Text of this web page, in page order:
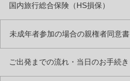
国内旅行総合保険（HS損保）
未成年者参加の場合の親権者同意書
ご出発までの流れ・当日のお手続き